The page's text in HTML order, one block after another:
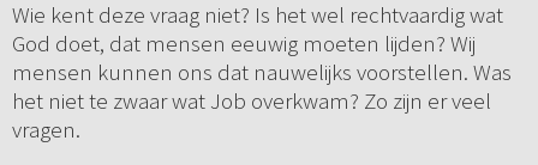
Wie kent deze vraag niet? Is het wel rechtvaardig wat
God doet, dat mensen eeuwig moeten lijden? Wij
mensen kunnen ons dat nauwelijks voorstellen. Was
het niet te zwaar wat Job overkwam? Zo zijn er veel
vragen.